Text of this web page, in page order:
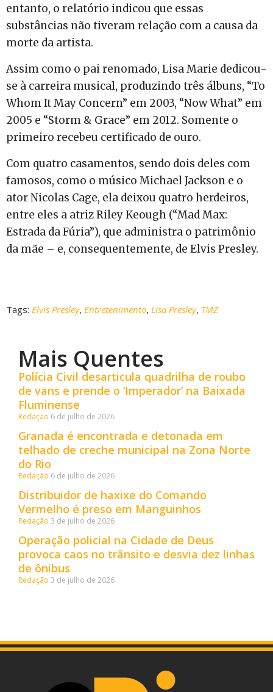
entanto, o relatório indicou que essas
substâncias não tiveram relação com a causa da
morte da artista.
Assim como o pai renomado, Lisa Marie dedicou-
se à carreira musical, produzindo três álbuns, “To
Whom It May Concern” em 2003, “Now What” em
2005 e “Storm & Grace” em 2012. Somente o
primeiro recebeu certificado de ouro.
Com quatro casamentos, sendo dois deles com
famosos, como o músico Michael Jackson e o
ator Nicolas Cage, ela deixou quatro herdeiros,
entre eles a atriz Riley Keough (“Mad Max:
Estrada da Fúria”), que administra o patrimônio
da mãe – e, consequentemente, de Elvis Presley.
Tags: Elvis Presley, Entretenimento, Lisa Presley, TMZ
Mais Quentes
Polícia Civil desarticula quadrilha de roubo
de vans e prende o ‘Imperador’ na Baixada
Fluminense
Redação 6 de julho de 2026
Granada é encontrada e detonada em
telhado de creche municipal na Zona Norte
do Rio
Redação 6 de julho de 2026
Distribuidor de haxixe do Comando
Vermelho é preso em Manguinhos
Redação 3 de julho de 2026
Operação policial na Cidade de Deus
provoca caos no trânsito e desvia dez linhas
de ônibus
Redação 3 de julho de 2026